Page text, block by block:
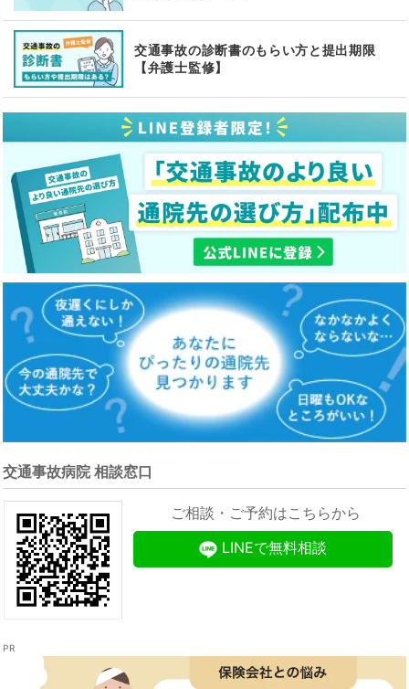
交通事故の診断書のもらい方と提出期限
【弁護士監修】
交通事故病院 相談窓口
ご相談・ご予約はこちらから
LINEで無料相談